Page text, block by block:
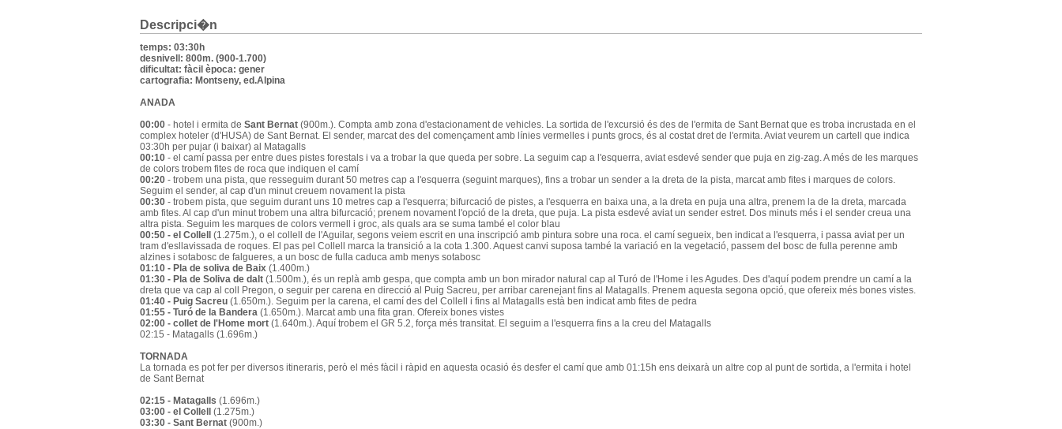
Descripci�n
temps: 03:30h
desnivell: 800m. (900-1.700)
dificultat: fàcil època: gener
cartografia: Montseny, ed.Alpina
ANADA
00:00 - hotel i ermita de Sant Bernat (900m.). Compta amb zona d'estacionament de vehicles. La sortida de l'excursió és des de l'ermita de Sant Bernat que es troba incrustada en el
complex hoteler (d'HUSA) de Sant Bernat. El sender, marcat des del començament amb línies vermelles i punts grocs, és al costat dret de l'ermita. Aviat veurem un cartell que indica
03:30h per pujar (i baixar) al Matagalls
00:10 - el camí passa per entre dues pistes forestals i va a trobar la que queda per sobre. La seguim cap a l'esquerra, aviat esdevé sender que puja en zig-zag. A més de les marques
de colors trobem fites de roca que indiquen el camí
00:20 - trobem una pista, que resseguim durant 50 metres cap a l'esquerra (seguint marques), fins a trobar un sender a la dreta de la pista, marcat amb fites i marques de colors.
Seguim el sender, al cap d'un minut creuem novament la pista
00:30 - trobem pista, que seguim durant uns 10 metres cap a l'esquerra; bifurcació de pistes, a l'esquerra en baixa una, a la dreta en puja una altra, prenem la de la dreta, marcada
amb fites. Al cap d'un minut trobem una altra bifurcació; prenem novament l'opció de la dreta, que puja. La pista esdevé aviat un sender estret. Dos minuts més i el sender creua una
altra pista. Seguim les marques de colors vermell i groc, als quals ara se suma també el color blau
00:50 - el Collell (1.275m.), o el collell de l'Aguilar, segons veiem escrit en una inscripció amb pintura sobre una roca. el camí segueix, ben indicat a l'esquerra, i passa aviat per un
tram d'esllavissada de roques. El pas pel Collell marca la transició a la cota 1.300. Aquest canvi suposa també la variació en la vegetació, passem del bosc de fulla perenne amb
alzines i sotabosc de falgueres, a un bosc de fulla caduca amb menys sotabosc
01:10 - Pla de soliva de Baix (1.400m.)
01:30 - Pla de Soliva de dalt (1.500m.), és un replà amb gespa, que compta amb un bon mirador natural cap al Turó de l'Home i les Agudes. Des d'aquí podem prendre un camí a la
dreta que va cap al coll Pregon, o seguir per carena en direcció al Puig Sacreu, per arribar carenejant fins al Matagalls. Prenem aquesta segona opció, que ofereix més bones vistes.
01:40 - Puig Sacreu (1.650m.). Seguim per la carena, el camí des del Collell i fins al Matagalls està ben indicat amb fites de pedra
01:55 - Turó de la Bandera (1.650m.). Marcat amb una fita gran. Ofereix bones vistes
02:00 - collet de l'Home mort (1.640m.). Aquí trobem el GR 5.2, força més transitat. El seguim a l'esquerra fins a la creu del Matagalls
02:15 - Matagalls (1.696m.)
TORNADA
La tornada es pot fer per diversos itineraris, però el més fàcil i ràpid en aquesta ocasió és desfer el camí que amb 01:15h ens deixarà un altre cop al punt de sortida, a l'ermita i hotel
de Sant Bernat
02:15 - Matagalls (1.696m.)
03:00 - el Collell (1.275m.)
03:30 - Sant Bernat (900m.)